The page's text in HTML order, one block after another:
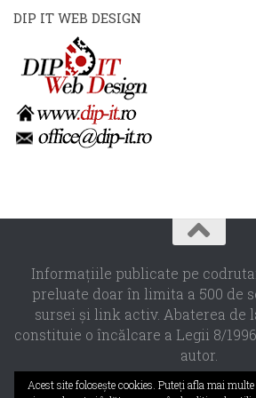
DIP IT WEB DESIGN
Informaţiile publicate pe
preluate doar în limita a 500 de
sursei şi link activ. Abaterea de
constituie o încălcare a Legii 8/
autor.
Propulsat de - Designed with
Acest site foloseşte cookies. Puteţi afla mai multe